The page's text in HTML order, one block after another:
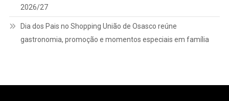
2026/27
Dia dos Pais no Shopping União de Osasco reúne
gastronomia, promoção e momentos especiais em família